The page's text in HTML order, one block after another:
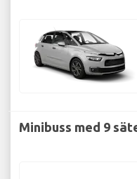
Minibuss med 9